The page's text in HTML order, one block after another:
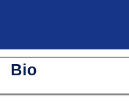
Bio